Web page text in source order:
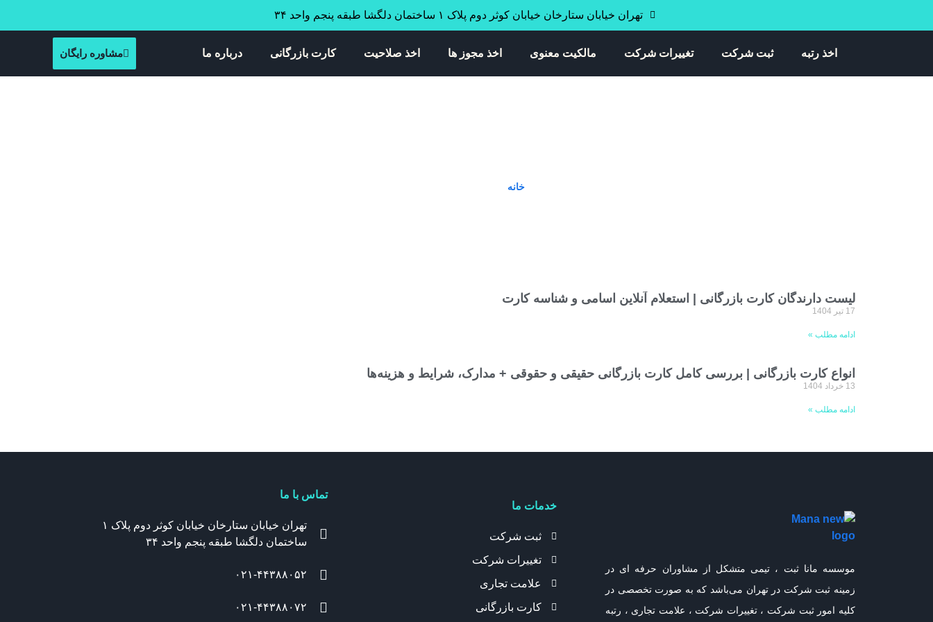
تهران خیابان ستارخان خیابان کوثر دوم پلاک ۱ ساختمان دلگشا طبقه پنجم واحد ۳۴
اخذ رتبه ثبت شرکت تغییرات شرکت مالکیت معنوی اخذ مجوز ها اخذ صلاحیت کارت بازرگانی درباره ما مشاوره رایگان
خانه
لیست دارندگان کارت بازرگانی | استعلام آنلاین اسامی و شناسه کارت
17 تیر 1404
ادامه مطلب »
انواع کارت بازرگانی | بررسی کامل کارت بازرگانی حقیقی و حقوقی + مدارک، شرایط و هزینه‌ها
13 خرداد 1404
ادامه مطلب »
موسسه مانا ثبت ، تیمی متشکل از مشاوران حرفه ای در
زمینه ثبت شرکت در تهران می‌باشد که به صورت تخصصی در
کلیه امور ثبت شرکت ، تغییرات شرکت ، علامت تجاری ، رتبه
خدمات ما
ثبت شرکت
تغییرات شرکت
علامت تجاری
کارت بازرگانی
تماس با ما
تهران خیابان ستارخان خیابان کوثر دوم پلاک ۱
ساختمان دلگشا طبقه پنجم واحد ۳۴
۰۲۱-۴۴۳۸۸۰۵۲
۰۲۱-۴۴۳۸۸۰۷۲